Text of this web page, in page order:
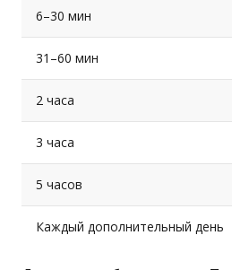
6–30 мин
31–60 мин
2 часа
3 часа
5 часов
Каждый дополнительный день